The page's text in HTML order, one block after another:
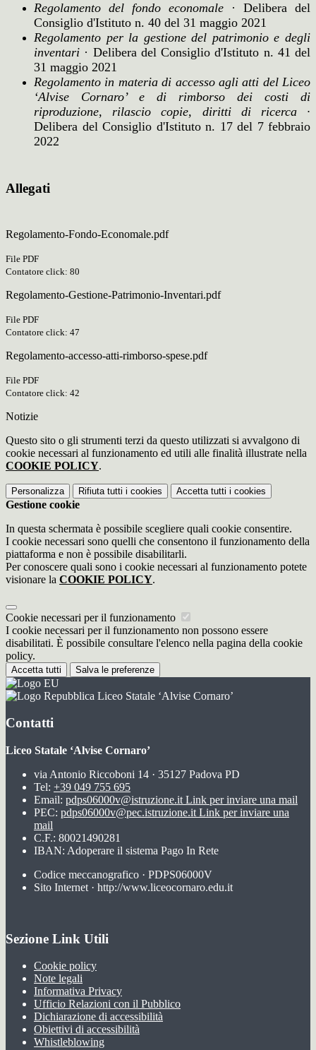
Regolamento del fondo economale · Delibera del
Consiglio d'Istituto n. 40 del 31 maggio 2021
Regolamento per la gestione del patrimonio e degli
inventari · Delibera del Consiglio d'Istituto n. 41 del
31 maggio 2021
Regolamento in materia di accesso agli atti del Liceo
‘Alvise Cornaro’ e di rimborso dei costi di
riproduzione, rilascio copie, diritti di ricerca ·
Delibera del Consiglio d'Istituto n. 17 del 7 febbraio
2022
Allegati
Regolamento-Fondo-Economale.pdf
File PDF
Contatore click: 80
Regolamento-Gestione-Patrimonio-Inventari.pdf
File PDF
Contatore click: 47
Regolamento-accesso-atti-rimborso-spese.pdf
File PDF
Contatore click: 42
Notizie
Questo sito o gli strumenti terzi da questo utilizzati si avvalgono di
cookie necessari al funzionamento ed utili alle finalità illustrate nella
COOKIE POLICY.
Personalizza Rifiuta tutti i cookies Accetta tutti i cookies
Gestione cookie
In questa schermata è possibile scegliere quali cookie consentire.
I cookie necessari sono quelli che consentono il funzionamento della
piattaforma e non è possibile disabilitarli.
Per conoscere quali sono i cookie necessari al funzionamento potete
visionare la COOKIE POLICY.
Cookie necessari per il funzionamento
I cookie necessari per il funzionamento non possono essere
disabilitati. È possibile consultare l'elenco nella pagina della cookie
policy.
Accetta tutti Salva le preferenze
Liceo Statale ‘Alvise Cornaro’
Contatti
Liceo Statale ‘Alvise Cornaro’
via Antonio Riccoboni 14 · 35127 Padova PD
Tel: +39 049 755 695
Email: pdps06000v@istruzione.it Link per inviare una mail
PEC: pdps06000v@pec.istruzione.it Link per inviare una
mail
C.F.: 80021490281
IBAN: Adoperare il sistema Pago In Rete
Codice meccanografico · PDPS06000V
Sito Internet · http://www.liceocornaro.edu.it
Sezione Link Utili
Cookie policy
Note legali
Informativa Privacy
Ufficio Relazioni con il Pubblico
Dichiarazione di accessibilità
Obiettivi di accessibilità
Whistleblowing